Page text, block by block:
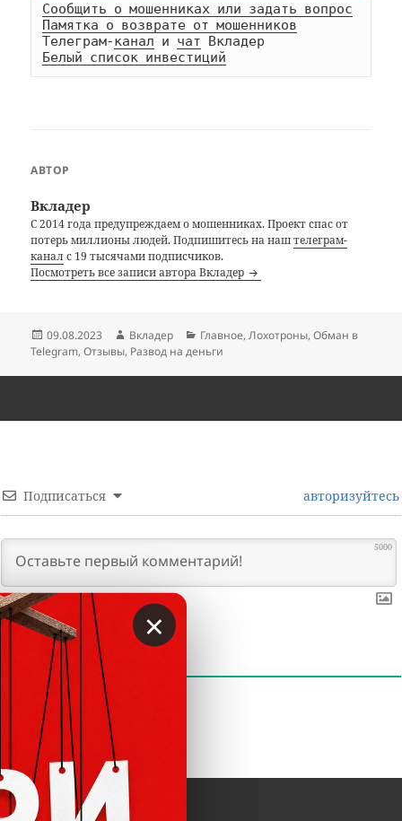
Сообщить о мошенниках или задать вопрос
Памятка о возврате от мошенников
Телеграм-канал и чат
Белый список инвестиций
АВТОР
Вкладер
С 2014 года предупреждаем о мошенниках. Проект спас от
потерь миллионы людей. Подпишитесь на наштелеграм-
каналс 19 тысячами подписчиков.
Посмотреть все записи автора Вкладер
Опубликовано
09.08.2023 Автор
Вкладер Рубрики
Главное,Лохотроны,Обман в
Telegram,Отзывы, Развод на деньги
Подписаться авторизуйтесь
5000
КОММЕНТАРИИ
×